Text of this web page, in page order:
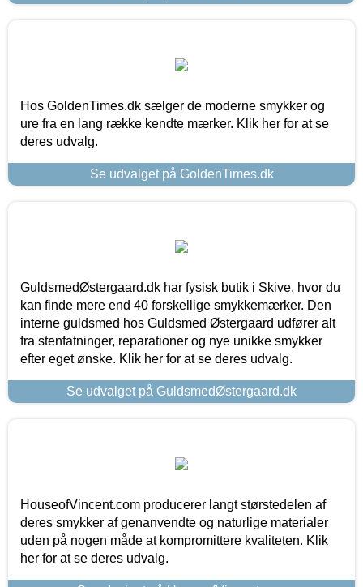
Hos GoldenTimes.dk sælger de moderne smykker og
ure fra en lang række kendte mærker. Klik her for at se
deres udvalg.
Se udvalget på GoldenTimes.dk
GuldsmedØstergaard.dk har fysisk butik i Skive, hvor du
kan finde mere end 40 forskellige smykkemærker. Den
interne guldsmed hos Guldsmed Østergaard udfører alt
fra stenfatninger, reparationer og nye unikke smykker
efter eget ønske. Klik her for at se deres udvalg.
Se udvalget på GuldsmedØstergaard.dk
HouseofVincent.com producerer langt størstedelen af
deres smykker af genanvendte og naturlige materialer
uden på nogen måde at kompromittere kvaliteten. Klik
her for at se deres udvalg.